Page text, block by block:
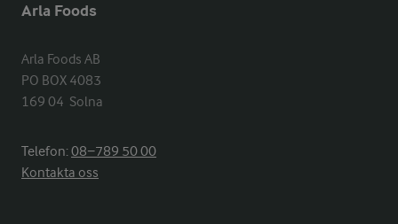
Arla Foods
Arla Foods AB
PO BOX 4083
169 04  Solna
Telefon:08−789 50 00
Kontakta oss